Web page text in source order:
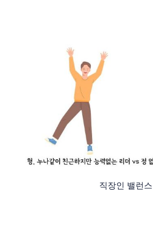
직장인 밸런